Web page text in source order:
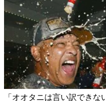
「オオタニは言い訳できな